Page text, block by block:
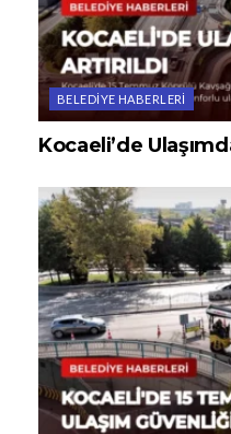
BELEDIYE HABERLERI
Kocaeli’de